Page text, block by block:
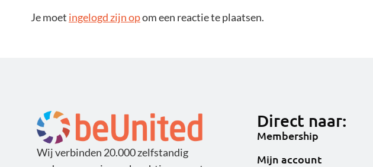
Je moet ingelogd zijn opom een reactie te plaatsen.
Wij verbinden 20.000 zelfstandig
Direct naar:
Membership
Mijn account